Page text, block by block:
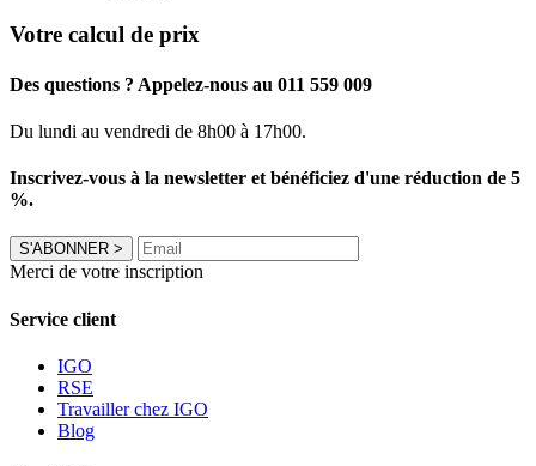
Votre calcul de prix
Des questions ? Appelez-nous au 011 559 009
Du lundi au vendredi de 8h00 à 17h00.
Inscrivez-vous à la newsletter et bénéficiez d'une réduction de 5
%.
S'ABONNER >
Merci de votre inscription
Service client
IGO
RSE
Travailler chez IGO
Blog